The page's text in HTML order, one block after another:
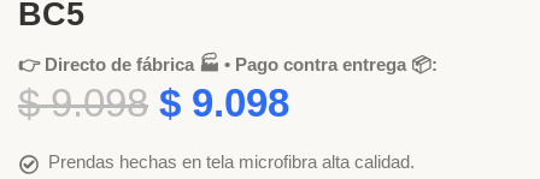
BC5
👉 Directo de fábrica 🏭 • Pago contra entrega 📦:
$9.098 $ 9.098
Prendas hechas en tela microfibra alta calidad.